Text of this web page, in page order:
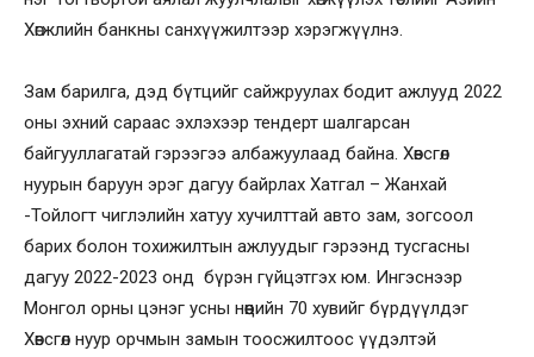
Хөгжлийн банкны санхүүжилтээр хэрэгжүүлнэ.
Зам барилга, дэд бүтцийг сайжруулах бодит ажлууд 2022
оны эхний сараас эхлэхээр тендерт шалгарсан
байгууллагатай гэрээгээ албажуулаад байна. Хөвсгөл
нуурын баруун эрэг дагуу байрлах Хатгал – Жанхай
-Тойлогт чиглэлийн хатуу хучилттай авто зам, зогсоол
барих болон тохижилтын ажлуудыг гэрээнд тусгасны
дагуу 2022-2023 онд бүрэн гүйцэтгэх юм. Ингэснээр
Монгол орны цэнэг усны нөөцийн 70 хувийг бүрдүүлдэг
Хөвсгөл нуур орчмын замын тоосжилтоос үүдэлтэй